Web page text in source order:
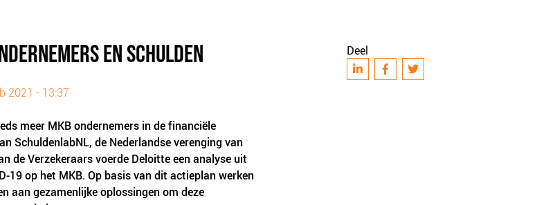
EN SCHULDEN
2021 - 13:37
meer MKB ondernemers in definanciële
SchuldenlabNL, de Nederlandse verenging van
de Verzekeraars voerde Deloitte een analyse uit
19 op het MKB. Op basis van dit actieplan werken
aan gezamenlijke oplossingen om deze
Deel